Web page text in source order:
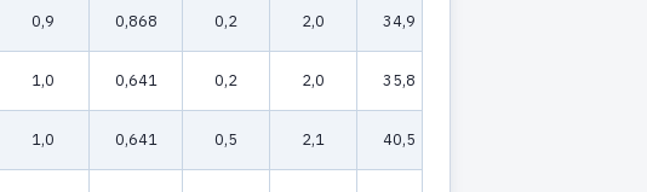
0,9 0,868 0,2 2,0 34,9
1,0 0,641 0,2 2,0 35,8
1,0 0,641 0,5 2,1 40,5